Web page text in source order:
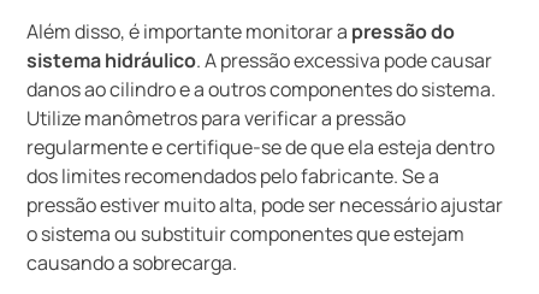
Além disso, é importante monitorar a pressão do
sistema hidráulico. A pressão excessiva pode causar
danos ao cilindro e a outros componentes do sistema.
Utilize manômetros para verificar a pressão
regularmente e certifique-se de que ela esteja dentro
dos limites recomendados pelo fabricante. Se a
pressão estiver muito alta, pode ser necessário ajustar
o sistema ou substituir componentes que estejam
causando a sobrecarga.